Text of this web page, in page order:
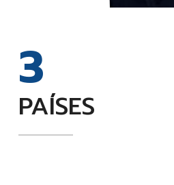
3
PAÍSES